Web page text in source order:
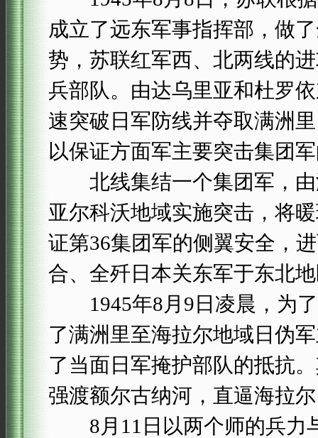
成立了远东军事指挥部，做
势，苏联红军西、北两线的
兵部队。由达乌里亚和杜罗
速突破日军防线并夺取满洲
以保证方面军主要突击集团
北线集结一个集团军，由
亚尔科沃地域实施突击，将
证第36集团军的侧翼安全，
合、全歼日本关东军于东北
1945年8月9日凌晨，为了
了满洲里至海拉尔地域日伪
了当面日军掩护部队的抵抗
强渡额尔古纳河，直逼海拉
8月11日以两个师的兵力